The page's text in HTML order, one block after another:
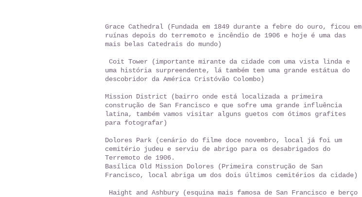
Grace Cathedral (Fundada em 1849 durante a febre do ouro, ficou em
ruínas depois do terremoto e incêndio de 1906 e hoje é uma das
mais belas Catedrais do mundo)
Coit Tower (importante mirante da cidade com uma vista linda e
uma história surpreendente, lá também tem uma grande estátua do
descobridor da América Cristóvão Colombo)
Mission District (bairro onde está localizada a primeira
construção de San Francisco e que sofre uma grande influência
latina, também vamos visitar alguns guetos com ótimos grafites
para fotografar)
Dolores Park (cenário do filme doce novembro, local já foi um
cemitério judeu e serviu de abrigo para os desabrigados do
Terremoto de 1906.
Basílica Old Mission Dolores (Primeira construção de San
Francisco, local abriga um dos dois últimos cemitérios da cidade)
Haight and Ashbury (esquina mais famosa de San Francisco e berço